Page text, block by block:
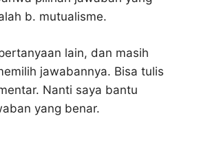
b. mutualisme.
lain, dan masih
jawabannya. Bisa tulis
Nanti saya bantu
yang benar.